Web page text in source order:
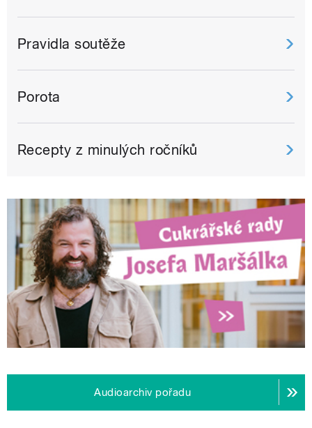
Pravidla soutěže
Porota
Recepty z minulých ročníků
Audioarchiv pořadu